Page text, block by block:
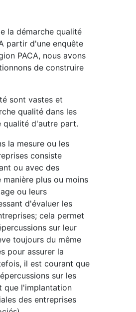
la démarche qualité
partir d'une enquête
PACA, nous avons
de construire
sont vastes et
qualité dans les
qualité d'autre part.
la mesure ou les
consiste
ou avec des
plus ou moins
ou leurs
d'évaluer les
cela permet
sur leur
toujours du même
pour assurer la
il est courant que
sur les
que l'implantation
des entreprises